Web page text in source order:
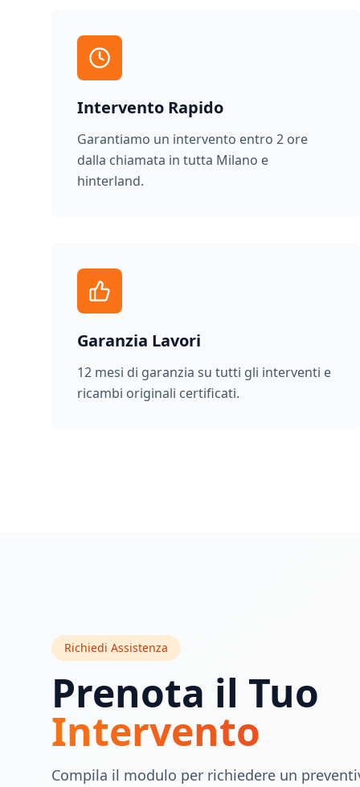
Intervento Rapido
Garantiamo un intervento entro 2 ore
dalla chiamata in tutta Milano e
hinterland.
Garanzia Lavori
12 mesi di garanzia su tutti gli interventi e
ricambi originali certificati.
Richiedi Assistenza
Prenota il Tuo
Intervento
Compila il modulo per richiedere un